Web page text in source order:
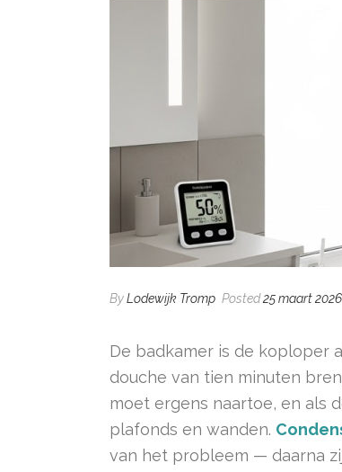
ByLodewijk Tromp Posted25 maart 2026
De badkamer is de koploper
douche van tien minuten
moet ergens naartoe, en als
plafonds en wanden.
van het probleem — daarna